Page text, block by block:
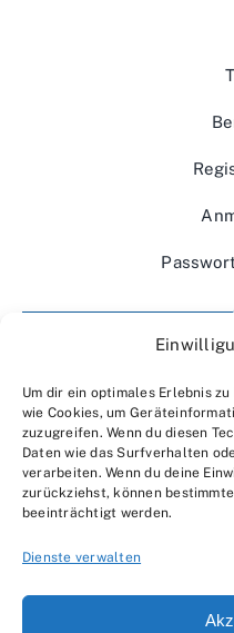
Um dir ein optimales Erlebnis
wie Cookies, um
zuzugreifen. Wenn du diesen
Daten wie das Surfverhalten
verarbeiten. Wenn du deine
zurückziehst, können
beeinträchtigt werden.
Dienste verwalten
Wir